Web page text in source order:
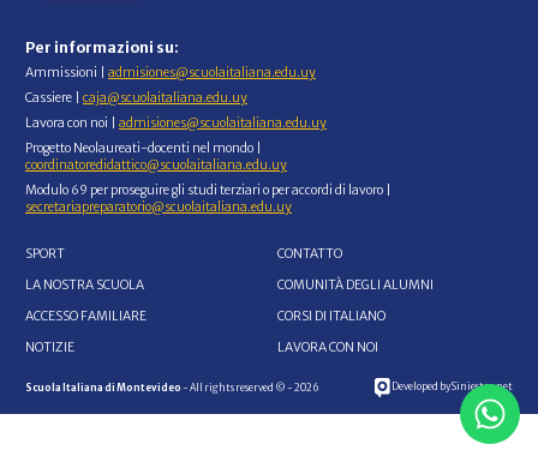
Per informazioni su:
Ammissioni | admisiones@scuolaitaliana.edu.uy
Cassiere | caja@scuolaitaliana.edu.uy
Lavora con noi | admisiones@scuolaitaliana.edu.uy
Progetto Neolaureati-docenti nel mondo |
coordinatoredidattico@scuolaitaliana.edu.uy
Modulo 69 per proseguire gli studi terziari o per accordi di lavoro |
secretariapreparatorio@scuolaitaliana.edu.uy
SPORT
LA NOSTRA SCUOLA
ACCESSO FAMILIARE
NOTIZIE
CONTATTO
COMUNITÀ DEGLI ALUMNI
CORSI DI ITALIANO
LAVORA CON NOI
Scuola Italiana di Montevideo - All rights reserved © - 2026 Developed by Siniestro.net